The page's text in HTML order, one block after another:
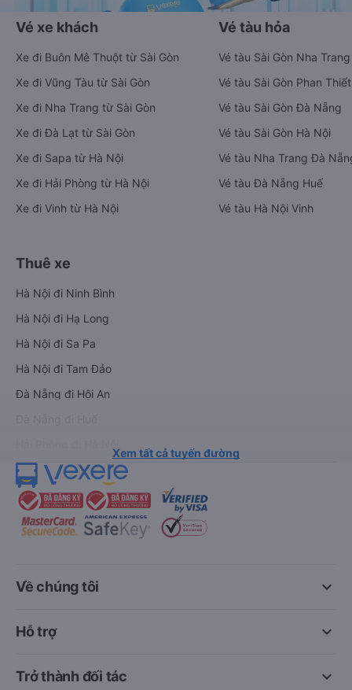
Vé xe khách
Xe đi Buôn Mê Thuột từ Sài Gòn
Xe đi Vũng Tàu từ Sài Gòn
Xe đi Nha Trang từ Sài Gòn
Xe đi Đà Lạt từ Sài Gòn
Xe đi Sapa từ Hà Nội
Xe đi Hải Phòng từ Hà Nội
Xe đi Vinh từ Hà Nội
Vé tàu hỏa
Vé tàu Sài Gòn Nha Trang
Vé tàu Sài Gòn Phan Thiết
Vé tàu Sài Gòn Đà Nẵng
Vé tàu Sài Gòn Hà Nội
Vé tàu Nha Trang Đà
Vé tàu Đà Nẵng Huế
Vé tàu Hà Nội Vinh
Thuê xe
Hà Nội đi Ninh Bình
Hà Nội đi Hạ Long
Hà Nội đi Sa Pa
Hà Nội đi Tam Đảo
Đà Nẵng đi Hội An
Xem tất cả tuyến đường
keyboard_arrow_down
Về chúng tôi
keyboard_arrow_down
Hỗ trợ
keyboard_arrow_down
Trở thành đối tác